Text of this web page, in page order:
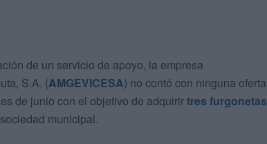
de un servicio de apoyo, la empresa
S.A. (AMGEVICESA) no contó con ninguna oferta
de junio con el objetivo de adquirirtres furgonetas
municipal.